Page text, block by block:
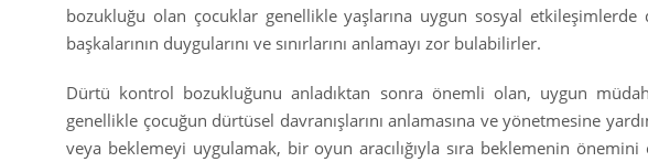
bozukluğu olan çocuklar genellikle yaşlarına uygun sosyal
başkalarının duygularını ve sınırlarını anlamayı zor bulabilirler.
Dürtü kontrol bozukluğunu anladıktan sonra önemli olan, uygun
genellikle çocuğun dürtüsel davranışlarını anlamasına ve yönetmesine
veya beklemeyi uygulamak, bir oyun aracılığıyla sıra beklemenin